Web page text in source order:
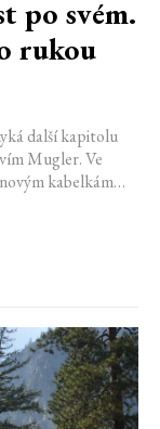
po svém.
rukou
další kapitolu
Mugler. Ve
kabelkám
a dávných